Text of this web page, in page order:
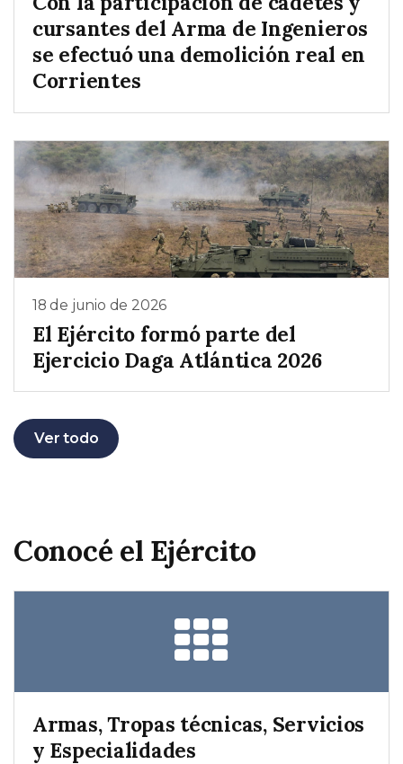
cursantes del Arma de Ingenieros
se efectuó una demolición real en
Corrientes
18 de junio de 2026
El Ejército formó parte del
Ejercicio Daga Atlántica 2026
Ver todo
Conocé el Ejército
Armas, Tropas técnicas, Servicios
y Especialidades